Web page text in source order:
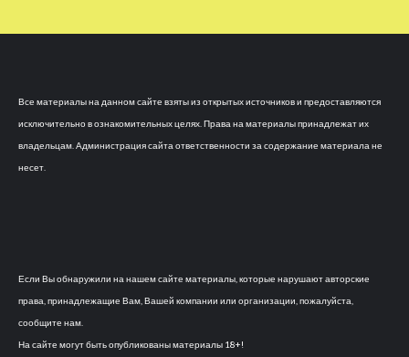
Все материалы на данном сайте взяты из открытых источников и предоставляются
исключительно в ознакомительных целях. Права на материалы принадлежат их
владельцам. Администрация сайта ответственности за содержание материала не
несет.
Если Вы обнаружили на нашем сайте материалы, которые нарушают авторские
права, принадлежащие Вам, Вашей компании или организации, пожалуйста,
сообщите нам.
На сайте могут быть опубликованы материалы 18+!